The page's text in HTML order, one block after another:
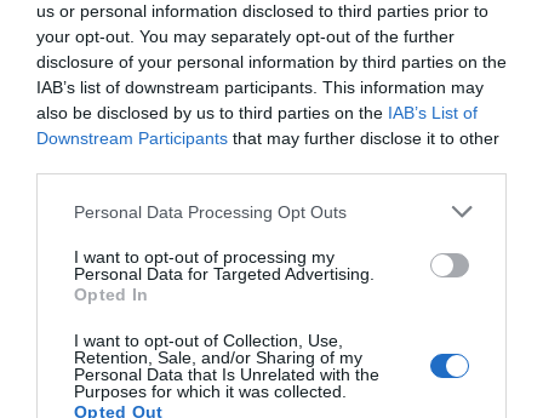
us or personal information disclosed to third parties prior to
your opt-out. You may separately opt-out of the further
disclosure of your personal information by third parties on the
IAB’s list of downstream participants. This information may
also be disclosed by us to third parties on the IAB’s List of
Downstream Participants that may further disclose it to other
Personal Data Processing Opt Outs
I want to opt-out of processing my
Personal Data for Targeted Advertising.
Opted In
I want to opt-out of Collection, Use,
Retention, Sale, and/or Sharing of my
Personal Data that Is Unrelated with the
Purposes for which it was collected.
Opted Out
Η έρευνα θα περιλαμβάνει:
Αιμοληψίες και σωματομετρήσεις
Καταγραφή διατροφικών συνηθειών, φυσικής
Εκτίμηση έκθεσης στον ήλιο και φωτότυπου
δέρματος
Ανάλυση DNA για τη διερεύνηση γενετικών
παραγόντων